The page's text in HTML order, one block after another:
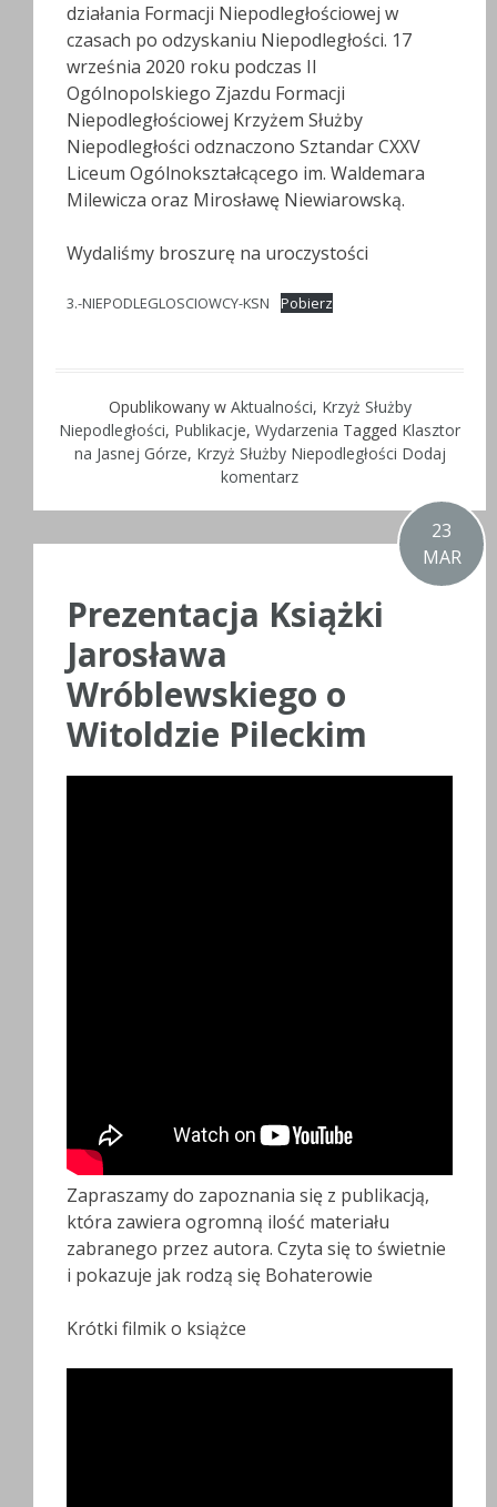
działania Formacji Niepodległościowej w
czasach po odzyskaniu Niepodległości. 17
września 2020 roku podczas II
Ogólnopolskiego Zjazdu Formacji
Niepodległościowej Krzyżem Służby
Niepodległości odznaczono Sztandar CXXV
Liceum Ogólnokształcącego im. Waldemara
Milewicza oraz Mirosławę Niewiarowską.
Wydaliśmy broszurę na uroczystości
3.-NIEPODLEGLOSCIOWCY-KSN Pobierz
Opublikowany w Aktualności, Krzyż Służby
Niepodległości, Publikacje, Wydarzenia Tagged Klasztor
na Jasnej Górze, Krzyż Służby Niepodległości Dodaj
komentarz
23
MAR
Prezentacja Książki
Jarosława
Wróblewskiego o
Witoldzie Pileckim
Zapraszamy do zapoznania się z publikacją,
która zawiera ogromną ilość materiału
zabranego przez autora. Czyta się to świetnie
i pokazuje jak rodzą się Bohaterowie
Krótki filmik o książce